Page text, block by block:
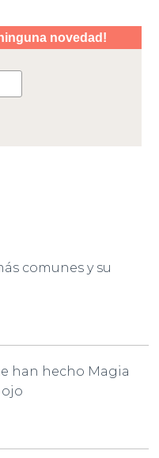
comunes y su
han hecho Magia
ojo